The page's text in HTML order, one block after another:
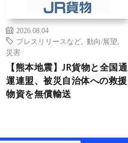
2026.08.04
プレスリリースなど
動向/展望
災害
【熊本地震】JR貨物と全国通
運連盟、被災自治体への救援
物資を無償輸送